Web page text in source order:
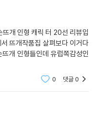
엔 관심이 없고 공부를 너무
공학 학사 학위를 따고도 또
가가 캐릭터에 부여한 사연
이야기를 떠올리면 하나하나
개 인형 캐릭 터 20선 리뷰입
뜨개작품집 살펴보다 이거다
개 인형들인데 유럽쪽감성인
0 댓글0